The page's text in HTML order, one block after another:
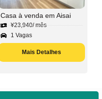
Casa à venda em Aisai
¥23,940/ mês
1 Vagas
Mais Detalhes